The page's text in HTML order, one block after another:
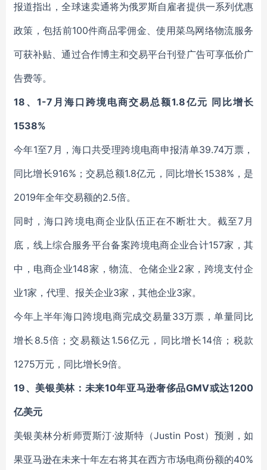
报道指出，全球速卖通将为俄罗斯自雇者提供一系列优惠
政策，包括前100件商品零佣金、使用菜鸟网络物流服务
可获补贴、通过合作博主和交易平台刊登广告可享低价广
告费等。
18、1-7月海口跨境电商交易总额1.8亿元 同比增长
1538%
今年1至7月，海口共受理跨境电商申报清单39.74万票，
同比增长916%；交易总额1.8亿元，同比增长1538%，是
2019年全年交易额的2.5倍。
同时，海口跨境电商企业队伍正在不断壮大。截至7月
底，线上综合服务平台备案跨境电商企业合计157家，其
中，电商企业148家，物流、仓储企业2家，跨境支付企
业1家，代理、报关企业3家，其他企业3家。
今年上半年海口跨境电商完成交易量33万票，单量同比
增长8.5倍；交易额达1.56亿元，同比增长14倍；税款
1275万元，同比增长9倍。
19、美银美林：未来10年亚马逊奢侈品GMV或达1200
亿美元
美银美林分析师贾斯汀·波斯特（Justin Post）预测，如
果亚马逊在未来十年左右将其在西方市场电商份额的40%